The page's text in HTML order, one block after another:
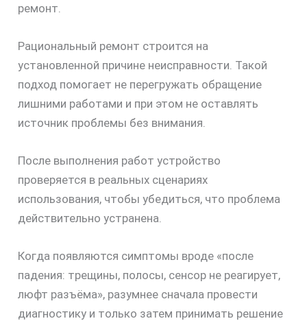
ремонт.
Рациональный ремонт строится на
установленной причине неисправности. Такой
подход помогает не перегружать обращение
лишними работами и при этом не оставлять
источник проблемы без внимания.
После выполнения работ устройство
проверяется в реальных сценариях
использования, чтобы убедиться, что проблема
действительно устранена.
Когда появляются симптомы вроде «после
падения: трещины, полосы, сенсор не реагирует,
люфт разъёма», разумнее сначала провести
диагностику и только затем принимать решение
30%